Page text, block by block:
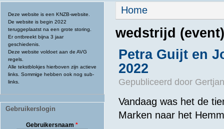
Deze website is een KNZB-website.
De website is begin 2022
teruggeplaatst na een grote storing.
Er ontbreekt bijna 3 jaar
geschiedenis.
Deze website voldoet aan de AVG
regels.
Alle tekstblokjes hierboven zijn actieve
links. Sommige hebben ook nog sub-
links.
Gebruikerslogin
Gebruikersnaam*
U bent hier
Home
wedstrijd
Petra Guijt en
2022
Gepubliceerd door
Vandaag was het de
Marken naar het